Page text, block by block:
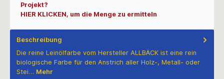
Projekt?
HIER KLICKEN, um die Menge zu ermitteln
Beschreibung
Die reine Leinölfarbe vom Hersteller ALLBÄCK ist eine rein
biologische Farbe für den Anstrich aller Holz-, Metall- oder
Stei… Mehr